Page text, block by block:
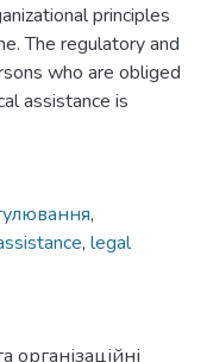
principles
The regulatory and
who are obliged
assistance is
,
, legal